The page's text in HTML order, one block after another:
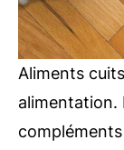
Aliments
alimentation.